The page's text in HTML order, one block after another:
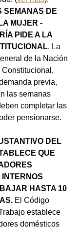
SEMANAS DE
MUJER -
PIDE A LA
. La
de la Nación
previa,
las semanas
completar las
pensionarse.
DEL
QUE
INTERNOS
HASTA 10
El Código
establece
domésticos